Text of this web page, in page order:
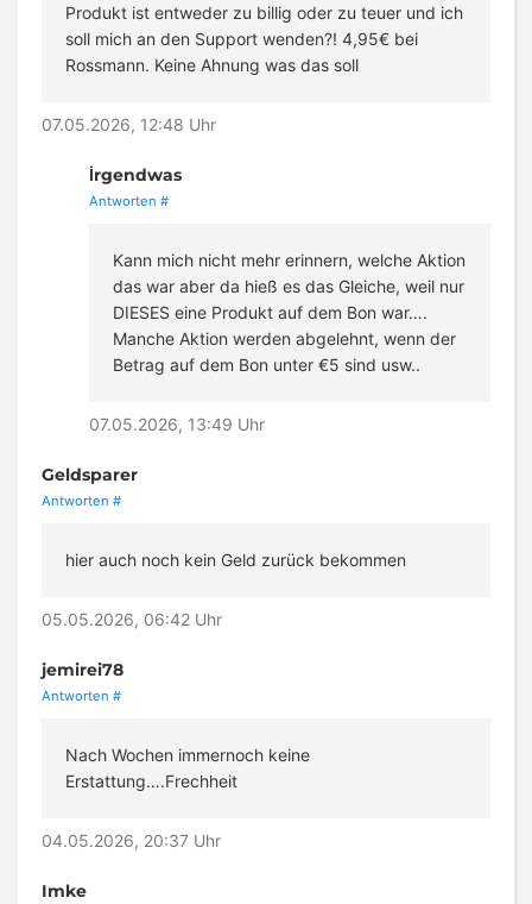
Produkt ist entweder zu billig oder zu teuer und ich
soll mich an den Support wenden?! 4,95€ bei
Rossmann. Keine Ahnung was das soll
07.05.2026, 12:48 Uhr
İrgendwas
Antworten #
Kann mich nicht mehr erinnern, welche Aktion
das war aber da hieß es das Gleiche, weil nur
DIESES eine Produkt auf dem Bon war….
Manche Aktion werden abgelehnt, wenn der
Betrag auf dem Bon unter €5 sind usw..
07.05.2026, 13:49 Uhr
Geldsparer
Antworten #
hier auch noch kein Geld zurück bekommen
05.05.2026, 06:42 Uhr
jemirei78
Antworten #
Nach Wochen immernoch keine
Erstattung….Frechheit
04.05.2026, 20:37 Uhr
Imke